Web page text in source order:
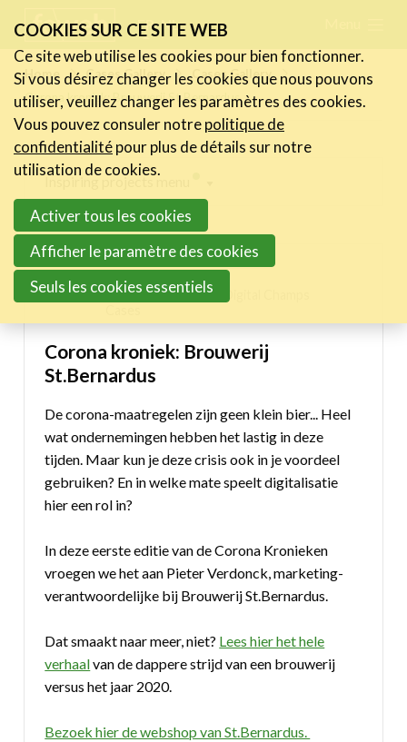
links
Jump
to
navigation
Jump
main
content
FR NL
Home Cases Gallery
Cases Gallery
Corona kroniek: Brouwerij St.Bernardus
Digital Champs Cases
Wesley Gore
12/01/2021 08:54 in
Corona kroniek: Brouwerij
St.Bernardus
De corona-maatregelen zijn geen klein bier... Heel
wat ondernemingen hebben het lastig in deze
tijden. Maar kun je deze crisis ook in je voordeel
gebruiken? En in welke mate speelt digitalisatie
hier een rol in?
In deze eerste editie van de Corona Kronieken
vroegen we het aan Pieter Verdonck, marketing-
verantwoordelijke bij Brouwerij St.Bernardus.
Dat smaakt naar meer, niet? Lees hier het hele
verhaalvan de dappere strijd van een brouwerij
versus het jaar 2020.
Bezoek hier de webshop van St.Bernardus.
Actualités
Activités
Cases Gallery
Le Toolbox
Annuaire prestataires
A propos
Become a member
COOKIES SUR CE SITE WEB
Ce site web utilise les cookies pour bien fonctionner.
Si vous désirez changer les cookies que nous pouvons
utiliser, veuillez changer les paramètres des cookies.
Vous pouvez consuler notrepolitique de
confidentialitépour plus de détails sur notre
utilisation de cookies.
Activer tous les cookies
Afficher le paramètre des cookies
Seuls les cookies essentiels